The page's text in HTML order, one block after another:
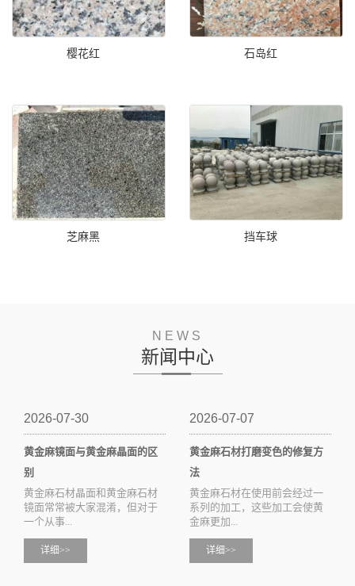
樱花红 石岛红
芝麻黑 挡车球
NEWS
新闻中心
2026-07-30
黄金麻镜面与黄金麻晶面的区
别
黄金麻石材晶面和黄金麻石材
镜面常常被大家混淆，但对于
一个从事...
详细>>
2026-07-07
黄金麻石材打磨变色的修复方
法
黄金麻石材在使用前会经过一
系列的加工，这些加工会使黄
金麻更加...
详细>>